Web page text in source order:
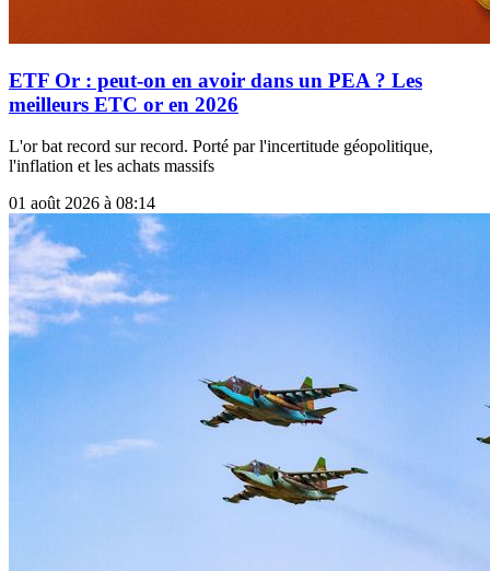
ETF Or : peut-on en avoir dans un PEA ? Les
meilleurs ETC or en 2026
L'or bat record sur record. Porté par l'incertitude géopolitique,
l'inflation et les achats massifs
01 août 2026 à 08:14